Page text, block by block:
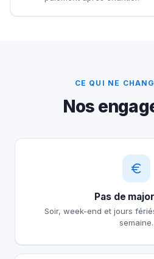
CE QUI NE
Nos
Pas de
Soir, week-end et jours
semaine.